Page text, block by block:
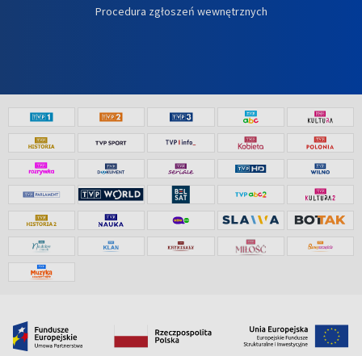
Procedura zgłoszeń wewnętrznych